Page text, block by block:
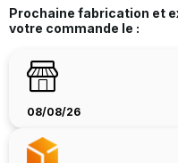
Prochaine fabrication et
votre commande le :
08/08/26